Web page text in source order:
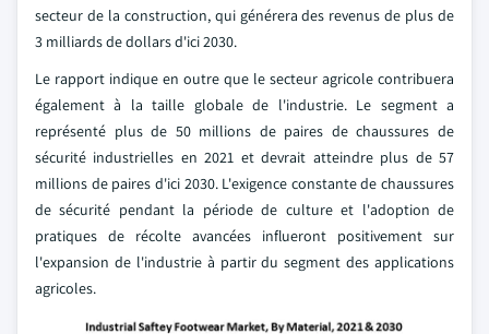
secteur de la construction, qui générera des revenus de plus de
3 milliards de dollars d'ici 2030.
Le rapport indique en outre que le secteur agricole contribuera
également à la taille globale de l'industrie. Le segment a
représenté plus de 50 millions de paires de chaussures de
sécurité industrielles en 2021 et devrait atteindre plus de 57
millions de paires d'ici 2030. L'exigence constante de chaussures
de sécurité pendant la période de culture et l'adoption de
pratiques de récolte avancées influeront positivement sur
l'expansion de l'industrie à partir du segment des applications
agricoles.